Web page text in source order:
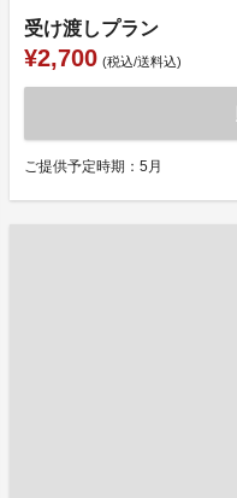
受け渡しプラン
¥2,700 (税込/送料込)
ご提供予定時期：5月